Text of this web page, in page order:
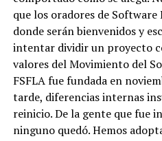
que los oradores de
donde serán bienvenidos y
intentar dividir un proyecto
valores del Movimiento del
FSFLA fue fundada en
tarde, diferencias internas
reinicio. De la gente que fue
ninguno quedó. Hemos